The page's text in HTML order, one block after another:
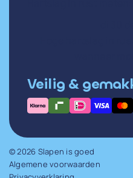
Veilig &
© 2026 Slapen is goed
Algemene voorwaarden